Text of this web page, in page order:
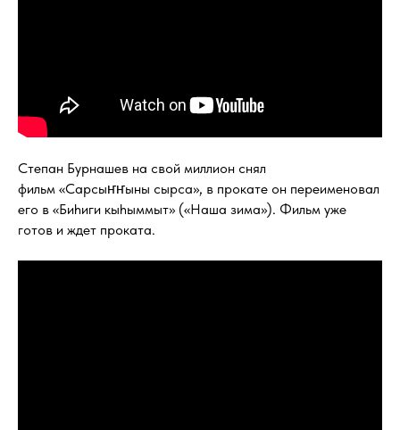
Степан Бурнашев на свой миллион снял
фильм «Сарсыҥҥыны сырса», в прокате он переименовал
его в «Биhиги кыhыммыт» («Наша зима»). Фильм уже
готов и ждет проката.